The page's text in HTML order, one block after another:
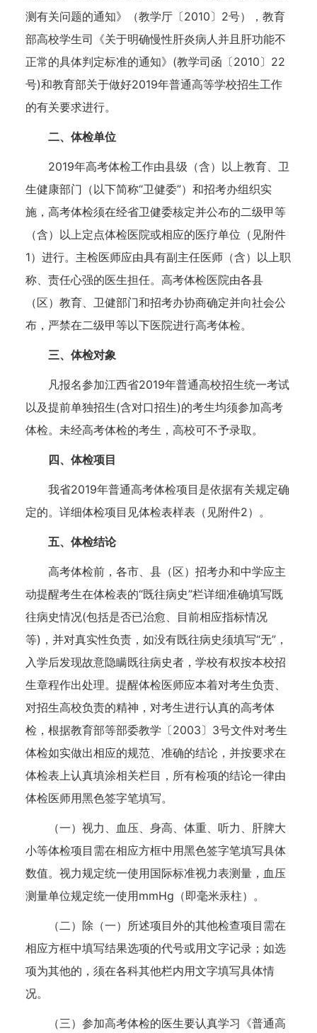
测有关问题的通知》（教学厅〔2010〕2号），教育
部高校学生司《关于明确慢性肝炎病人并且肝功能不
正常的具体判定标准的通知》(教学司函〔2010〕22
号)和教育部关于做好2019年普通高等学校招生工作
的有关要求进行。
二、体检单位
2019年高考体检工作由县级（含）以上教育、卫
生健康部门（以下简称“卫健委”）和招考办组织实
施，高考体检须在经省卫健委核定并公布的二级甲等
（含）以上定点体检医院或相应的医疗单位（见附件
1）进行。主检医师应由具有副主任医师（含）以上职
称、责任心强的医生担任。高考体检医院由各县
（区）教育、卫健部门和招考办协商确定并向社会公
布，严禁在二级甲等以下医院进行高考体检。
三、体检对象
凡报名参加江西省2019年普通高校招生统一考试
以及提前单独招生(含对口招生)的考生均须参加高考
体检。未经高考体检的考生，高校可不予录取。
四、体检项目
我省2019年普通高考体检项目是依据有关规定确
定的。详细体检项目见体检表样表（见附件2）。
五、体检结论
高考体检前，各市、县（区）招考办和中学应主
动提醒考生在体检表的“既往病史”栏详细准确填写既
往病史情况(包括是否已治愈、目前相应指标情况
等)，并对真实性负责，如没有既往病史须填写“无”，
入学后发现故意隐瞒既往病史者，学校有权按本校招
生章程作出处理。提醒体检医师应本着对考生负责、
对招生高校负责的精神，对考生进行认真的高考体
检，根据教育部等部委教学〔2003〕3号文件对考生
体检如实做出相应的规范、准确的结论，并按要求在
体检表上认真填涂相关栏目，所有检项的结论一律由
体检医师用黑色签字笔填写。
（一）视力、血压、身高、体重、听力、肝脾大
小等体检项目需在相应方框中用黑色签字笔填写具体
数值。视力规定统一使用国际标准视力表测量，血压
测量单位规定统一使用mmHg（即毫米汞柱）。
（二）除（一）所述项目外的其他检查项目需在
相应方框中填写结果选项的代号或用文字记录；如选
项为其他的，须在各科其他栏内用文字填写具体情
况。
（三）参加高考体检的医生要认真学习《普通高